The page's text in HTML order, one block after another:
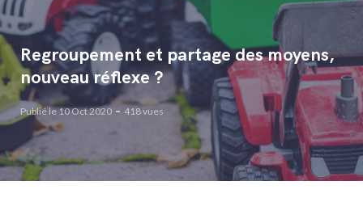
Regroupement et partage des moyens,
nouveau réflexe ?
Publié le 10 Oct 2020 418 vues